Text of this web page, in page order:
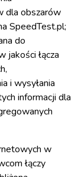
dla obszarów
SpeedTest.pl;
do
jakości łącza
i wysyłania
informacji dla
w
łączy